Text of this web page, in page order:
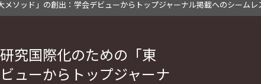
ソッド」の創出：学会デビューからトップジャーナル掲載へのシームレ
究国際化のための「東
ューからトップジャーナ